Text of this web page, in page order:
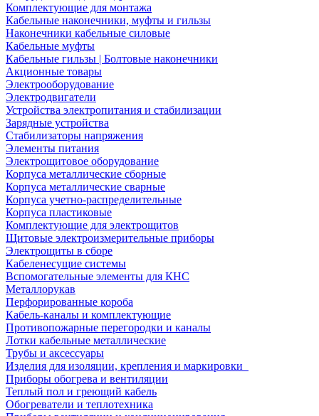
Комплектующие для монтажа
Кабельные наконечники, муфты и гильзы
Наконечники кабельные силовые
Кабельные муфты
Кабельные гильзы | Болтовые наконечники
Акционные товары
Электрооборудование
Электродвигатели
Устройства электропитания и стабилизации
Зарядные устройства
Стабилизаторы напряжения
Элементы питания
Электрощитовое оборудование
Корпуса металлические сборные
Корпуса металлические сварные
Корпуса учетно-распределительные
Корпуса пластиковые
Комплектующие для электрощитов
Щитовые электроизмерительные приборы
Электрощиты в сборе
Кабеленесущие системы
Вспомогательные элементы для КНС
Металлорукав
Перфорированные короба
Кабель-каналы и комплектующие
Противопожарные перегородки и каналы
Лотки кабельные металлические
Трубы и аксессуары
Изделия для изоляции, крепления и маркировки
Приборы обогрева и вентиляции
Теплый пол и греющий кабель
Обогреватели и теплотехника